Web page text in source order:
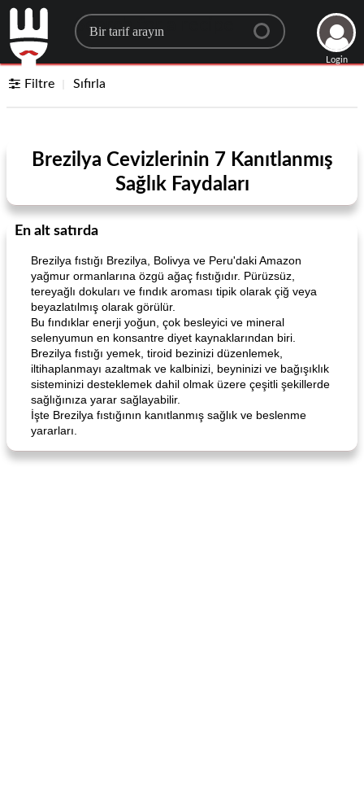
Search for a recipe
Login
Filtre Sıfırla
Brezilya Cevizlerinin 7 Kanıtlanmış
Sağlık Faydaları
En alt satırda
Brezilya fıstığı Brezilya, Bolivya ve Peru'daki Amazon
yağmur ormanlarına özgü ağaç fıstığıdır. Pürüzsüz,
tereyağlı dokuları ve fındık aroması tipik olarak çiğ veya
beyazlatılmış olarak görülür.
Bu fındıklar enerji yoğun, çok besleyici ve mineral
selenyumun en konsantre diyet kaynaklarından biri.
Brezilya fıstığı yemek, tiroid bezinizi düzenlemek,
iltihaplanmayı azaltmak ve kalbinizi, beyninizi ve bağışıklık
sisteminizi desteklemek dahil olmak üzere çeşitli şekillerde
sağlığınıza yarar sağlayabilir.
İşte Brezilya fıstığının kanıtlanmış sağlık ve beslenme
yararları.